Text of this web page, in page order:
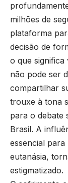
milhões de
plataforma
decisão de
o que
não pode ser
compartilhar
trouxe à tona
para o debate
Brasil. A
essencial
eutanásia,
estigmatizado.